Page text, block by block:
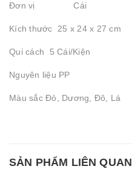
Đơn vị Cái
Kích thước 25 x 24 x 27 cm
Qui cách 5 Cái/Kiện
Nguyên liệu PP
Màu sắc Đỏ, Dương, Đô, Lá
SẢN PHẨM LIÊN QUAN